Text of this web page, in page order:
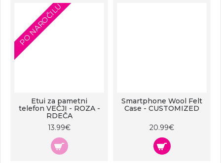
PO NAROČILU
Etui za pametni
telefon VEČJI - ROZA -
RDEČA
13.99€
Smartphone Wool Felt
Case - CUSTOMIZED
20.99€